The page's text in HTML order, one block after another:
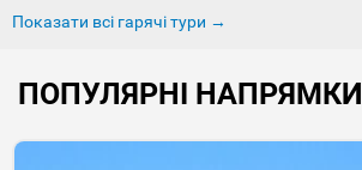
Показати всі гарячі тури →
ПОПУЛЯРНІ НАПРЯМКИ